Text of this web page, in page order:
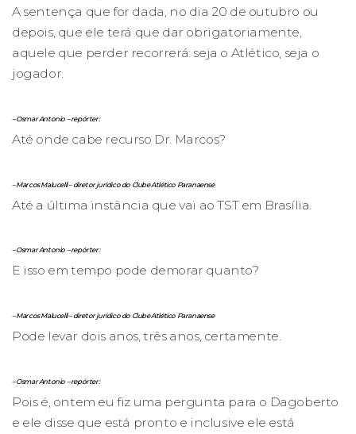
A sentença que for dada, no dia 20 de outubro ou
depois, que ele terá que dar obrigatoriamente,
aquele que perder recorrerá: seja o Atlético, seja o
jogador.
– Osmar Antonio – repórter:
Até onde cabe recurso Dr. Marcos?
– Marcos Malucelli – diretor jurídico do Clube Atlético Paranaense
Até a última instância que vai ao TST em Brasília.
– Osmar Antonio – repórter:
E isso em tempo pode demorar quanto?
– Marcos Malucelli – diretor jurídico do Clube Atlético Paranaense
Pode levar dois anos, três anos, certamente.
– Osmar Antonio – repórter:
Pois é, ontem eu fiz uma pergunta para o Dagoberto
e ele disse que está pronto e inclusive ele está